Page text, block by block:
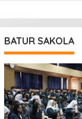
BATUR SAKOLA